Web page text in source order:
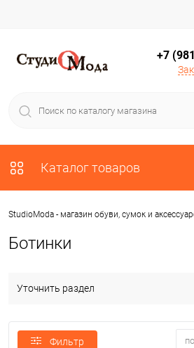
+7
Каталог товаров
StudioModa - магазин обуви, сумок и
Ботинки
Уточнить раздел
Фильтр